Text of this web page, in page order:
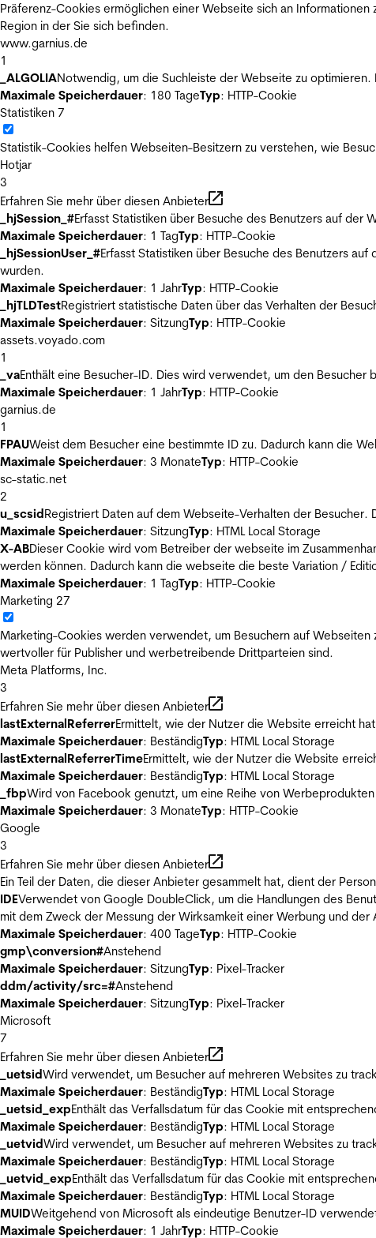
Präferenz-Cookies ermöglichen einer Webseite sich an
Region in der Sie sich befinden.
www.garnius.de
1
_ALGOLIANotwendig, um die Suchleiste der Webseite zu
Maximale Speicherdauer: 180 TageTyp: HTTP-Cookie
Statistiken 7
Statistik-Cookies helfen Webseiten-Besitzern zu verstehen, wie
Hotjar
3
Erfahren Sie mehr über diesen Anbieter
_hjSession_#Erfasst Statistiken über Besuche des Benutzers auf
Maximale Speicherdauer: 1 TagTyp: HTTP-Cookie
_hjSessionUser_#Erfasst Statistiken über Besuche des Benutzers
wurden.
Maximale Speicherdauer: 1 JahrTyp: HTTP-Cookie
_hjTLDTestRegistriert statistische Daten über das Verhalten der
Maximale Speicherdauer: SitzungTyp: HTTP-Cookie
assets.voyado.com
1
_vaEnthält eine Besucher-ID. Dies wird verwendet, um den
Maximale Speicherdauer: 1 JahrTyp: HTTP-Cookie
garnius.de
1
FPAUWeist dem Besucher eine bestimmte ID zu. Dadurch kann die
Maximale Speicherdauer: 3 MonateTyp: HTTP-Cookie
sc-static.net
2
u_scsidRegistriert Daten auf dem Webseite-Verhalten der
Maximale Speicherdauer: SitzungTyp: HTML Local Storage
X-ABDieser Cookie wird vom Betreiber der webseite im
werden können. Dadurch kann die webseite die beste Variation /
Maximale Speicherdauer: 1 TagTyp: HTTP-Cookie
Marketing 27
Marketing-Cookies werden verwendet, um Besuchern auf
wertvoller für Publisher und werbetreibende Drittparteien sind.
Meta Platforms, Inc.
3
Erfahren Sie mehr über diesen Anbieter
lastExternalReferrerErmittelt, wie der Nutzer die Website erreicht
Maximale Speicherdauer: BeständigTyp: HTML Local Storage
lastExternalReferrerTimeErmittelt, wie der Nutzer die Website
Maximale Speicherdauer: BeständigTyp: HTML Local Storage
_fbpWird von Facebook genutzt, um eine Reihe von
Maximale Speicherdauer: 3 MonateTyp: HTTP-Cookie
Google
3
Erfahren Sie mehr über diesen Anbieter
Ein Teil der Daten, die dieser Anbieter gesammelt hat, dient der
IDEVerwendet von Google DoubleClick, um die Handlungen des
mit dem Zweck der Messung der Wirksamkeit einer Werbung und
Maximale Speicherdauer: 400 TageTyp: HTTP-Cookie
gmp\conversion#Anstehend
Maximale Speicherdauer: SitzungTyp: Pixel-Tracker
ddm/activity/src=#Anstehend
Maximale Speicherdauer: SitzungTyp: Pixel-Tracker
Microsoft
7
Erfahren Sie mehr über diesen Anbieter
_uetsidWird verwendet, um Besucher auf mehreren Websites zu
Maximale Speicherdauer: BeständigTyp: HTML Local Storage
_uetsid_expEnthält das Verfallsdatum für das Cookie mit
Maximale Speicherdauer: BeständigTyp: HTML Local Storage
_uetvidWird verwendet, um Besucher auf mehreren Websites zu
Maximale Speicherdauer: BeständigTyp: HTML Local Storage
_uetvid_expEnthält das Verfallsdatum für das Cookie mit
Maximale Speicherdauer: BeständigTyp: HTML Local Storage
MUIDWeitgehend von Microsoft als eindeutige Benutzer-ID
Maximale Speicherdauer: 1 JahrTyp: HTTP-Cookie